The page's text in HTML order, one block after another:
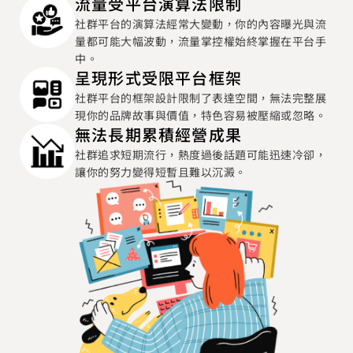
社群平台的演算法經常大變動，你的內容曝光與流
量都可能大幅波動，流量掌控權始終掌握在平台手
中。
呈現形式受限平台框架
社群平台的框架設計限制了表達空間，無法完整展
現你的品牌故事與價值，特色容易被壓縮或忽略。
無法長期累積經營成果
社群追求短期流行，熱度過後話題可能迅速冷卻，
讓你的努力變得短暫且難以沉澱。